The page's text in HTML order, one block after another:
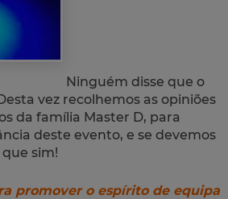
Ninguém disse que o
vez recolhemos as opiniões
da família Master D, para
deste evento, e se devemos
sim!
promover o espírito de equipa